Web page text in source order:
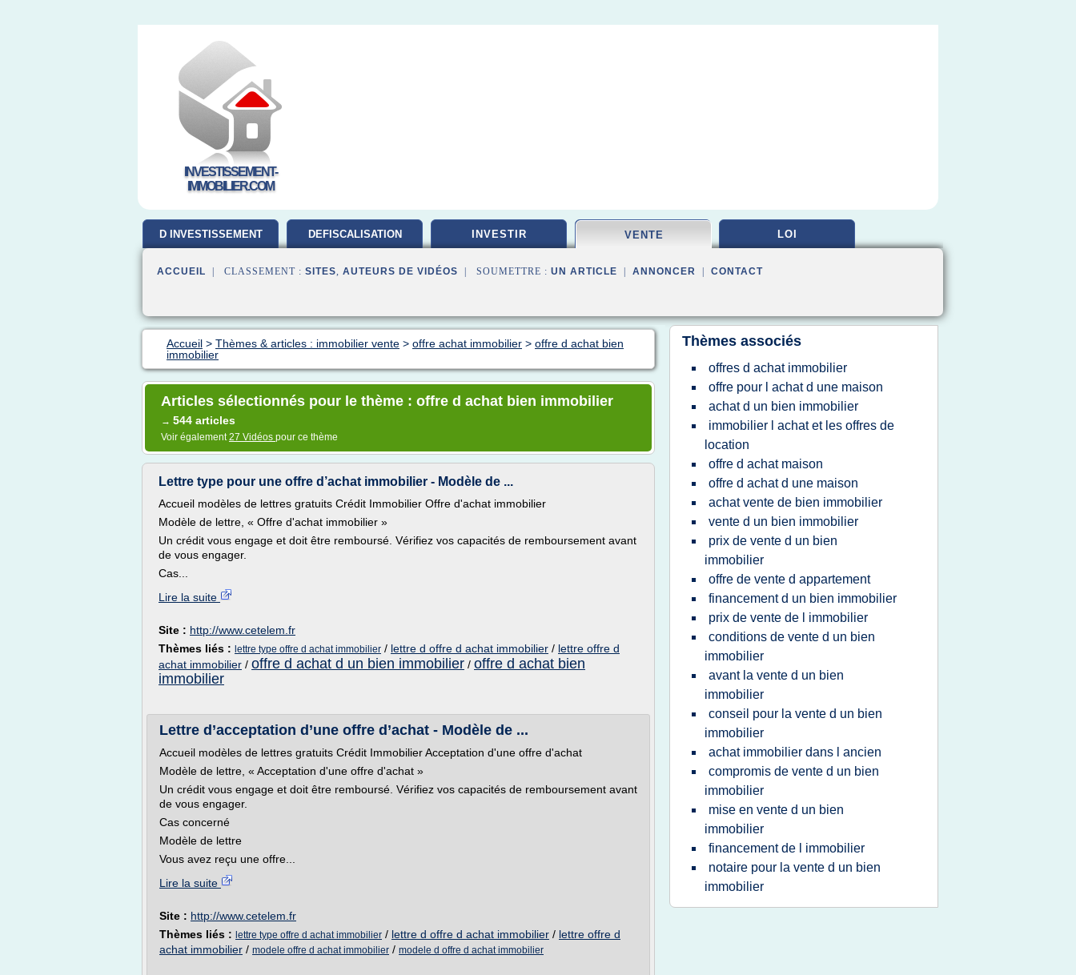
INVESTISSEMENT-
IMMOBILIER.COM
D INVESTISSEMENT DEFISCALISATION INVESTIR VENTE LOI
ACCUEIL | CLASSEMENT : SITES, AUTEURS DE VIDÉOS | SOUMETTRE : UN ARTICLE ANNONCER CONTACT
Accueil > Thèmes & articles : immobilier vente > offre achat immobilier > offre d achat bien
immobilier
Articles sélectionnés pour le thème : offre d achat bien immobilier
→ 544 articles
Voir également27 Vidéos pour ce thème
Lettre type pour une offre d’achat immobilier - Modèle de ...
Accueil modèles de lettres gratuits Crédit Immobilier Offre d'achat immobilier
Modèle de lettre, « Offre d'achat immobilier »
Un crédit vous engage et doit être remboursé. Vérifiez vos capacités de remboursement avant
de vous engager.
Cas...
Lire la suite
Site : http://www.cetelem.fr
Thèmes liés : lettre type offre d achat immobilier / lettre d offre d achat immobilier / lettre offre d
achat immobilier / offre d achat d un bien immobilier / offre d achat bien
immobilier
Lettre d’acceptation d’une offre d’achat - Modèle de ...
Accueil modèles de lettres gratuits Crédit Immobilier Acceptation d'une offre d'achat
Modèle de lettre, « Acceptation d'une offre d'achat »
Un crédit vous engage et doit être remboursé. Vérifiez vos capacités de remboursement avant
de vous engager.
Cas concerné
Modèle de lettre
Vous avez reçu une offre...
Lire la suite
Site : http://www.cetelem.fr
Thèmes liés : lettre type offre d achat immobilier / lettre d offre d achat immobilier / lettre offre d
achat immobilier / modele offre d achat immobilier / modele d offre d achat immobilier
Thèmes associés
offres d achat immobilier
offre pour l achat d une maison
achat d un bien immobilier
immobilier l achat et les offres de
location
offre d achat maison
offre d achat d une maison
achat vente de bien immobilier
vente d un bien immobilier
prix de vente d un bien
immobilier
offre de vente d appartement
financement d un bien immobilier
prix de vente de l immobilier
conditions de vente d un bien
immobilier
avant la vente d un bien
immobilier
conseil pour la vente d un bien
immobilier
achat immobilier dans l ancien
compromis de vente d un bien
immobilier
mise en vente d un bien
immobilier
financement de l immobilier
notaire pour la vente d un bien
immobilier